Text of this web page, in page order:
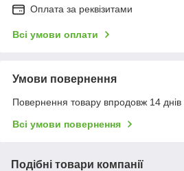
Оплата за реквізитами
Всі умови оплати
Умови повернення
Повернення товару впродовж 14 днів
Всі умови повернення
Подібні товари компанії